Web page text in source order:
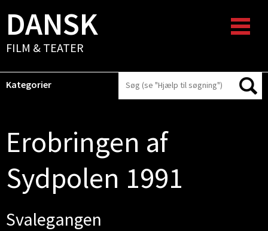
DANSK
FILM & TEATER
Kategorier
Erobringen af
Sydpolen 1991
Svalegangen